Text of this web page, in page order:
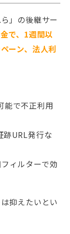
」の後継サー
で、1週間以
ーン、法人利
能で不正利用
跡URL発行な
ィルターで効
抑えたいとい